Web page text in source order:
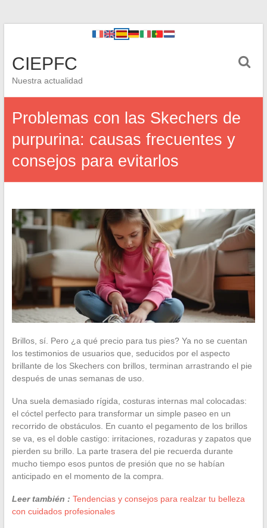
CIEPFC
Nuestra actualidad
Problemas con las Skechers de
purpurina: causas frecuentes y
consejos para evitarlos
Brillos, sí. Pero ¿a qué precio para tus pies? Ya no se cuentan
los testimonios de usuarios que, seducidos por el aspecto
brillante de los Skechers con brillos, terminan arrastrando el pie
después de unas semanas de uso.
Una suela demasiado rígida, costuras internas mal colocadas:
el cóctel perfecto para transformar un simple paseo en un
recorrido de obstáculos. En cuanto el pegamento de los brillos
se va, es el doble castigo: irritaciones, rozaduras y zapatos que
pierden su brillo. La parte trasera del pie recuerda durante
mucho tiempo esos puntos de presión que no se habían
anticipado en el momento de la compra.
Leer también : Tendencias y consejos para realzar tu belleza
con cuidados profesionales